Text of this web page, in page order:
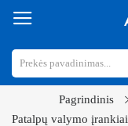
Pagrindinis
Patalpų valymo įrankiai